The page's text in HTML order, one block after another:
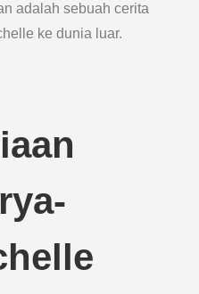
adalah sebuah cerita
ke dunia luar.